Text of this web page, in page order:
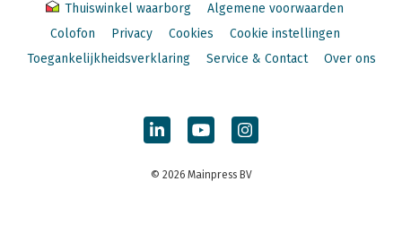
Thuiswinkel waarborg
Algemene voorwaarden
Colofon
Privacy Cookies
Cookie instellingen
Toegankelijkheidsverklaring
Service & Contact Over ons
© 2026 Mainpress BV